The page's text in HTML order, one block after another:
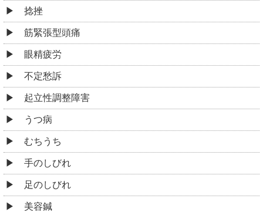
捻挫
筋緊張型頭痛
眼精疲労
不定愁訴
起立性調整障害
うつ病
むちうち
手のしびれ
足のしびれ
美容鍼